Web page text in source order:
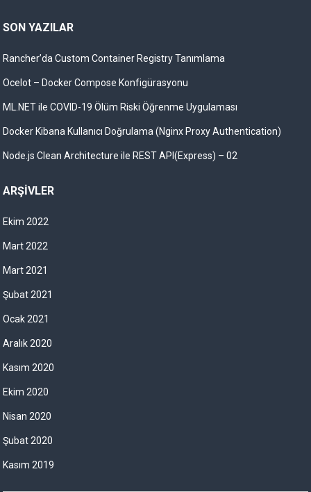
SON YAZILAR
Rancher’da Custom Container Registry Tanımlama
Ocelot – Docker Compose Konfigürasyonu
ML.NET ile COVID-19 Ölüm Riski Öğrenme Uygulaması
Docker Kibana Kullanıcı Doğrulama (Nginx Proxy Authentication)
Node.js Clean Architecture ile REST API(Express) – 02
ARŞIVLER
Ekim 2022
Mart 2022
Mart 2021
Şubat 2021
Ocak 2021
Aralık 2020
Kasım 2020
Ekim 2020
Nisan 2020
Şubat 2020
Kasım 2019